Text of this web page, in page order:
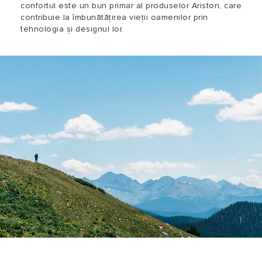
confortul este un bun primar al produselor Ariston, care
contribuie la îmbunătățirea vieții oamenilor prin
tehnologia și designul lor.